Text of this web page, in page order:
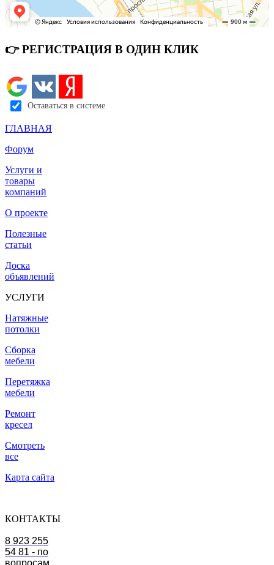
👉 РЕГИСТРАЦИЯ В ОДИН КЛИК
Оставаться в системе
ГЛАВНАЯ
Форум
Услуги и
товары
компаний
О проекте
Полезные
статьи
Доска
объявлений
УСЛУГИ
Натяжные
потолки
Сборка
мебели
Перетяжка
мебели
Ремонт
кресел
Смотреть
все
Карта сайта
КОНТАКТЫ
8 923 255
54 81 - по